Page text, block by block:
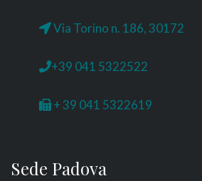
Via Torino n. 186, 30172
+39 041 5322522
+ 39 041 5322619
Sede Padova